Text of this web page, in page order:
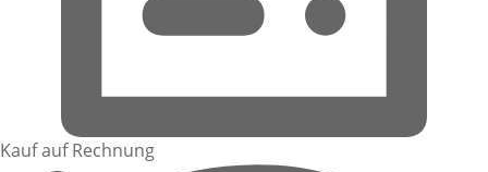
Kauf auf Rechnung